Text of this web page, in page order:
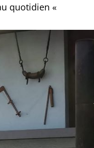
quotidien «